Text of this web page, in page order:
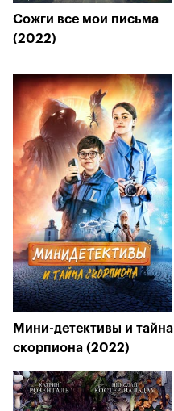
Сожги все мои письма
(2022)
Мини-детективы и тайна
скорпиона (2022)